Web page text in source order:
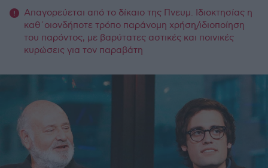
Απαγορεύεται από το δίκαιο της Πνευμ. Ιδιοκτησίας η
καθ΄οιονδήποτε τρόπο παράνομη χρήση/ιδιοποίηση
του παρόντος, με βαρύτατες αστικές και ποινικές
κυρώσεις για τον παραβάτη